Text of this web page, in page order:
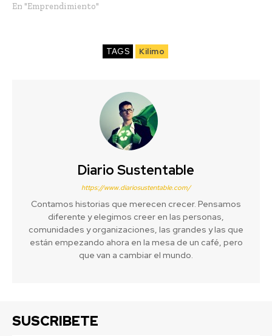
En "Emprendimiento"
TAGS Kilimo
Diario Sustentable
https://www.diariosustentable.com/
Contamos historias que merecen crecer. Pensamos
diferente y elegimos creer en las personas,
comunidades y organizaciones, las grandes y las que
están empezando ahora en la mesa de un café, pero
que van a cambiar el mundo.
SUSCRIBETE